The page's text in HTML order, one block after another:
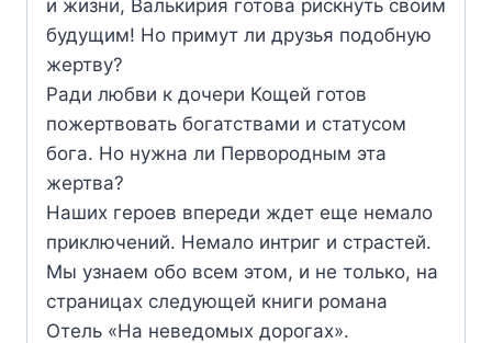
и жизни, Валькирия готова рискнуть своим
будущим! Но примут ли друзья подобную
жертву?
Ради любви к дочери Кощей готов
пожертвовать богатствами и статусом
бога. Но нужна ли Первородным эта
жертва?
Наших героев впереди ждет еще немало
приключений. Немало интриг и страстей.
Мы узнаем обо всем этом, и не только, на
страницах следующей книги романа
Отель «На неведомых дорогах».